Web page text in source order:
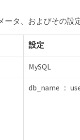
ータ、およびその設
設定
MySQL
db_name ：